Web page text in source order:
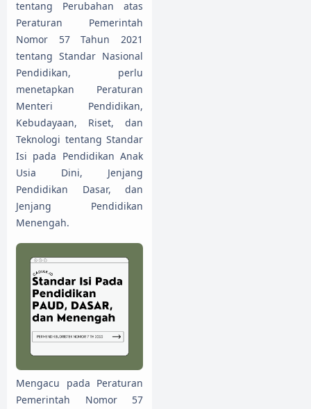
tentang Perubahan atas
Peraturan Pemerintah
Nomor 57 Tahun 2021
tentang Standar Nasional
Pendidikan, perlu
menetapkan Peraturan
Menteri Pendidikan,
Kebudayaan, Riset, dan
Teknologi tentang Standar
Isi pada Pendidikan Anak
Usia Dini, Jenjang
Pendidikan Dasar, dan
Jenjang Pendidikan
Menengah.
Mengacu pada Peraturan
Pemerintah Nomor 57